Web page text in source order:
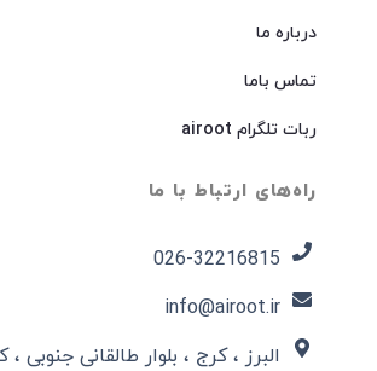
درباره ما
تماس باما
ربات تلگرام airoot
راه‌های ارتباط با ما
026-32216815​
info@airoot.ir
البرز ، کرج ، بلوار طالقانی جنوبی